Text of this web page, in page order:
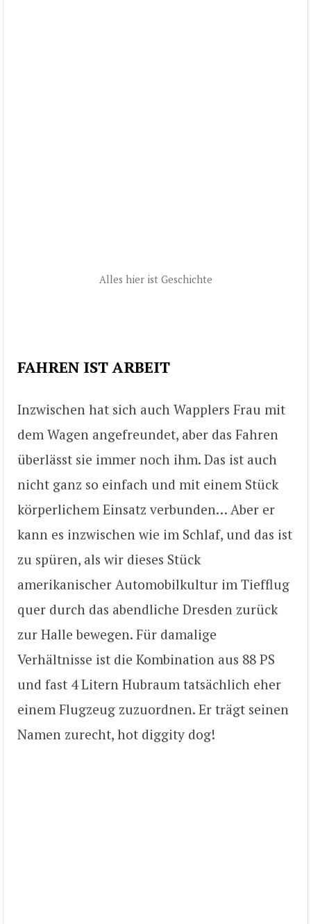
Alles hier ist Geschichte
FAHREN IST ARBEIT
Inzwischen hat sich auch Wapplers Frau mit
dem Wagen angefreundet, aber das Fahren
überlässt sie immer noch ihm. Das ist auch
nicht ganz so einfach und mit einem Stück
körperlichem Einsatz verbunden… Aber er
kann es inzwischen wie im Schlaf, und das ist
zu spüren, als wir dieses Stück
amerikanischer Automobilkultur im Tiefflug
quer durch das abendliche Dresden zurück
zur Halle bewegen. Für damalige
Verhältnisse ist die Kombination aus 88 PS
und fast 4 Litern Hubraum tatsächlich eher
einem Flugzeug zuzuordnen. Er trägt seinen
Namen zurecht, hot diggity dog!